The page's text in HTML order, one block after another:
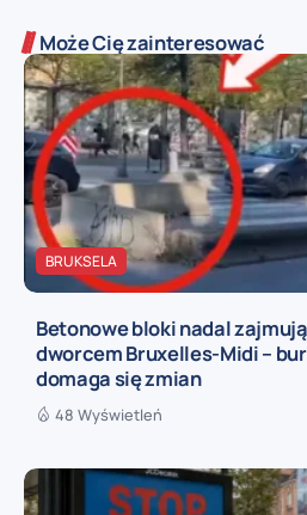
Może Cię zainteresować
BRUKSELA
Betonowe bloki nadal
dworcem Bruxelles-Midi –
domaga się zmian
48 Wyświetleń